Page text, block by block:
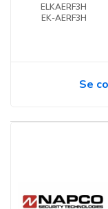
ELKAERF3H
EK-AERF3H
Se